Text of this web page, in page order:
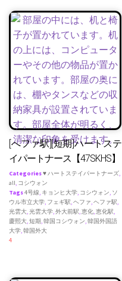
[へファ駅][短期]ハートステ
イパートナース【47SKHS】
Categories♥ ハートステイパートナーズ,
all, コシウォン
Tags4号線, キョンヒ大学, コシウォン, ソ
ウル市立大学, フェギ駅,ヘファ,ヘファ駅,
光雲大,光雲大学,外大前駅,恵化,恵化駅,
慶熙大,短期,韓国コシウォン,韓国外国語
大学,韓国外大
4